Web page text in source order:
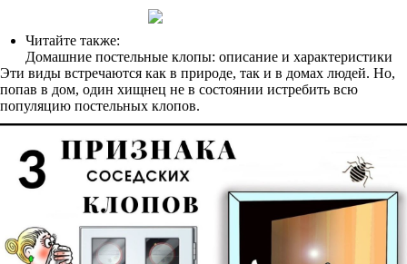
Читайте также:
Домашние постельные клопы: описание и характеристики
Эти виды встречаются как в природе, так и в домах людей. Но,
попав в дом, один хищнец не в состоянии истребить всю
популяцию постельных клопов.